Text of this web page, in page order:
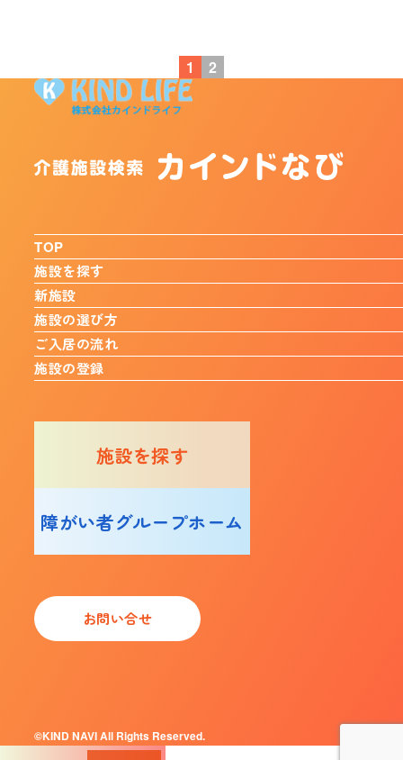
1 2
お問い合せ
TOP
施設を探す
新施設
施設の選び方
ご入居の流れ
施設の登録
施設を探す
障がい者グループホーム
©KIND NAVI All Rights Reserved.